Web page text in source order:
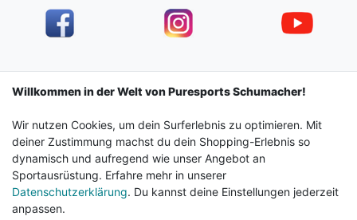
Impressum Daten­schutz­erklärung AGB
Barrierefreiheitserklärung Widerrufs­recht
Vertrag widerrufen Kontakt
Willkommen in der Welt von Puresports Schumacher!
Wir nutzen Cookies, um dein Surferlebnis zu optimieren. Mit
deiner Zustimmung machst du dein Shopping-Erlebnis so
dynamisch und aufregend wie unser Angebot an
Sportausrüstung. Erfahre mehr in unserer
Datenschutzerklärung. Du kannst deine Einstellungen jederzeit
anpassen.